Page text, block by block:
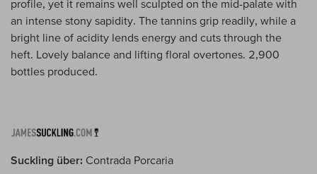
profile, yet it remains well sculpted on the mid-palate with
an intense stony sapidity. The tannins grip readily, while a
bright line of acidity lends energy and cuts through the
heft. Lovely balance and lifting floral overtones. 2,900
bottles produced.
Suckling über: Contrada Porcaria